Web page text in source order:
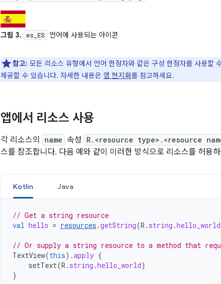
그림 3. es_ES 언어에 사용되는 아이콘
참고: 모든 리소스 유형에서 언어 한정자와 같은 구성 한정자를 사용할
제공할 수 있습니다. 자세한 내용은 앱 현지화를 참고하세요.
앱에서 리소스 사용
각 리소스의 name 속성 R.<resource type>.<resource
스를 참조합니다. 다음 예와 같이 이러한 방식으로 리소스를 허용
Kotlin Java
// Get a string resource
val hello = resources .getString(R . string .hello_world
// Or supply a string resource to a method that
TextView(this).apply {
setText(R . string .hello_world)
}